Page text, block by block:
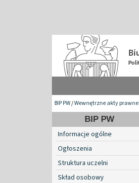
BIP PW/Wewnętrzne akty prawne
BIP PW
Informacje ogólne
Ogłoszenia
Struktura uczelni
Skład osobowy